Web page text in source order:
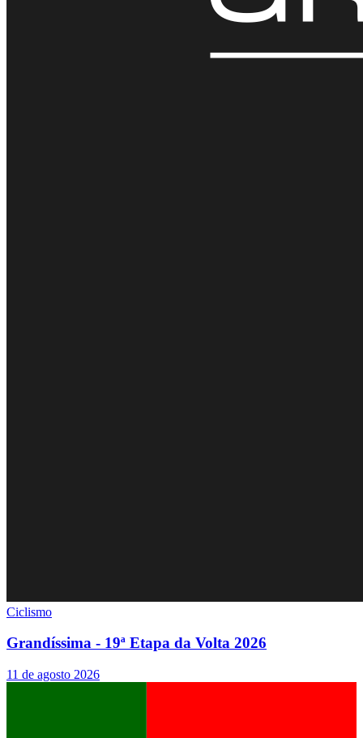
Ciclismo
Grandíssima - 19ª Etapa da Volta 2026
11 de agosto 2026